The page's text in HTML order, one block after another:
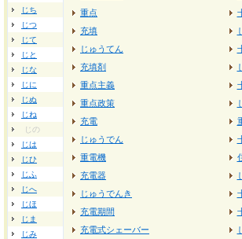
じち
じつ
じて
じと
じな
じに
じぬ
じね
じの
じは
じひ
じふ
じへ
じほ
じま
じみ
重点
充填
じゅうてん
充填剤
重点主義
重点政策
充電
じゅうでん
重電機
充電器
じゅうでんき
充電期間
充電式シェーバー